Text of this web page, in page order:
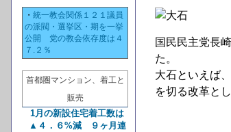
・ 統一教会関係１２１議員
の派閥・選挙区・期を一挙
公開 党の教会依存度は４
７.２％
首都圏マンション、着工と
販売
1月の新設住宅着工数は
▲４．６%減 ９ヶ月連
国民民主党長
た。
大石といえば
を切る改革と